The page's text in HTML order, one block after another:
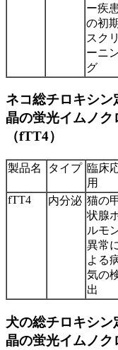
ー疾患
の初期
スクリ
ーニ
グ
ネコ総チロキシン
晶の蛍光イムノク
（fTT4）
製品名 タイプ 臨床
用
fTT4 内分泌 猫の甲
状腺
ルモ
異常
よる
気の
出
犬の総チロキシ
晶の蛍光イムノク